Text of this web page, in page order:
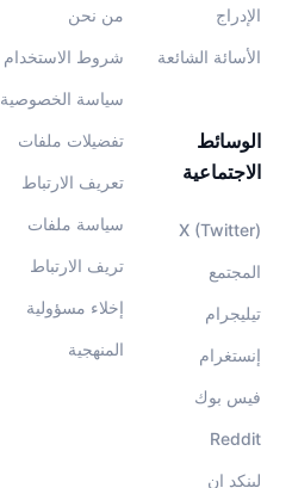
من نحن
شروط الاستخدام
سياسة الخصوصية
تفضيلات ملفات
تعريف الارتباط
سياسة ملفات
تريف الارتباط
إخلاء مسؤولية
المنهجية
الإدراج
الأسائة الشائعة
الوسائط
الاجتماعية
X (Twitter)
المجتمع
تيليجرام
إنستغرام
فيس بوك
Reddit
لينكد إن